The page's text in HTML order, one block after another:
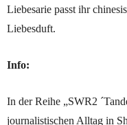
Liebesarie passt ihr
Liebesduft.
Info:
In der Reihe „SWR2
journalistischen Alltag in